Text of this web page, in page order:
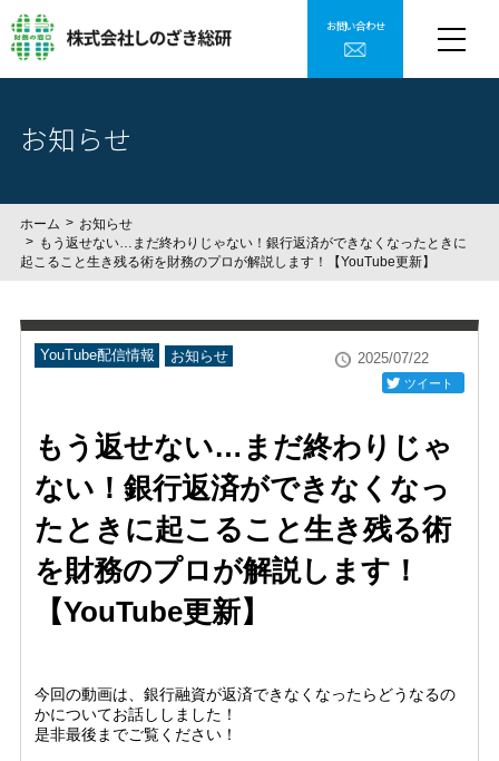
お問い合わせ
お知らせ
ホーム
お知らせ
もう返せない…まだ終わりじゃない！銀行返済ができなくなったときに
起こること生き残る術を財務のプロが解説します！【YouTube更新】
YouTube配信情報 お知らせ 2025/07/22
ツイート
もう返せない…まだ終わりじゃ
ない！銀行返済ができなくなっ
たときに起こること生き残る術
を財務のプロが解説します！
【YouTube更新】
今回の動画は、銀行融資が返済できなくなったらどうなるの
かについてお話ししました！
是非最後までご覧ください！